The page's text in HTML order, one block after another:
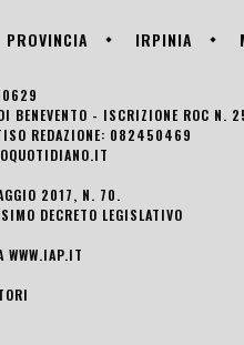
PROVINCIA IRPINIA
BENEVENTO - ISCRIZIONE ROC N.
TISO REDAZIONE: 082450469
2017, N. 70.
DECRETO LEGISLATIVO
WWW.IAP.IT